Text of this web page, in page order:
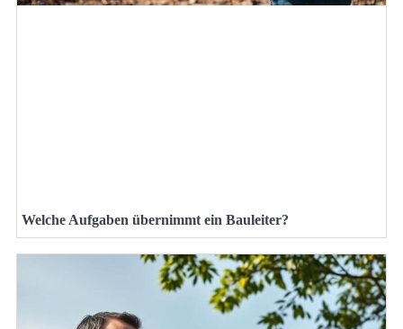
Welche Aufgaben übernimmt ein Bauleiter?